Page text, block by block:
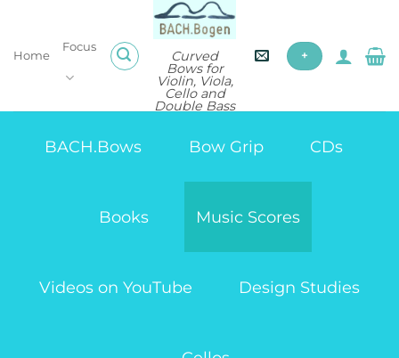
content
Curved
Bows for
Violin, Viola,
Cello and
Double Bass
Home
Focus
+
BACH.Bows Bow Grip CDs
Books Music Scores
Videos on YouTube Design Studies